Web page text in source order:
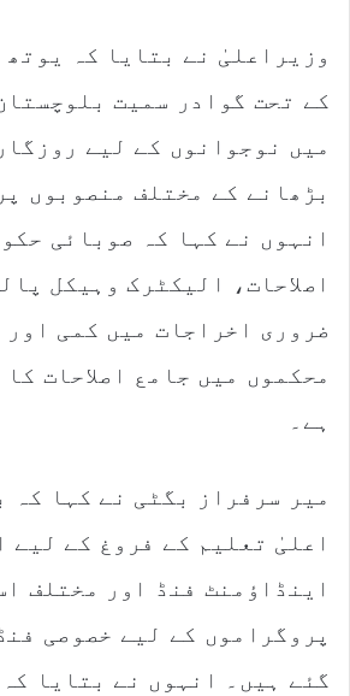
وزیراعلیٰ نے بتایا کہ یوتھ
کے تحت گوادر سمیت
میں نوجوانوں کے لیے
بڑھانے کے مختلف منصوبوں
انہوں نے کہا کہ صوبائی
اصلاحات، الیکٹرک وہیکل
ضروری اخراجات میں کمی
محکموں میں جامع اصلاحات
ہے۔
میر سرفراز بگٹی نے کہا کہ
اعلیٰ تعلیم کے فروغ کے لیے
اینڈاؤمنٹ فنڈ اور مختلف
پروگراموں کے لیے خصوصی
گئے ہیں۔ انہوں نے بتایا